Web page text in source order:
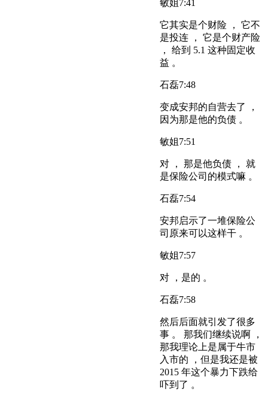
敏姐 7:41
它其实是个财险 ， 它不
是投连 ， 它是个财产险
， 给到 5.1 这种固定收
益 。
石磊7:48
变成安邦的自营去了 ，
因为那是他的负债 。
敏姐7:51
对 ， 那是他负债 ， 就
是保险公司的模式嘛 。
石磊7:54
安邦启示了一堆保险公
司原来可以这样干 。
敏姐7:57
对 ，是的 。
石磊7:58
然后后面就引发了很多
事 。 那我们继续说啊 ，
那我理论上是属于牛市
入市的 ，但是我还是被
2015 年这个暴力下跌给
吓到了 。